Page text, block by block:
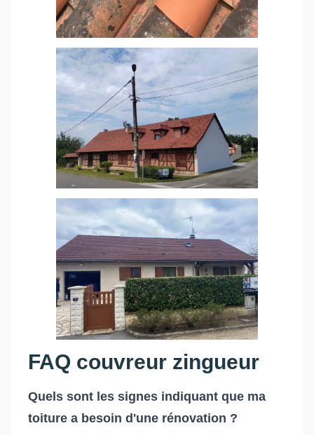
FAQ couvreur zingueur
Quels sont les signes indiquant que ma
toiture a besoin d'une rénovation ?